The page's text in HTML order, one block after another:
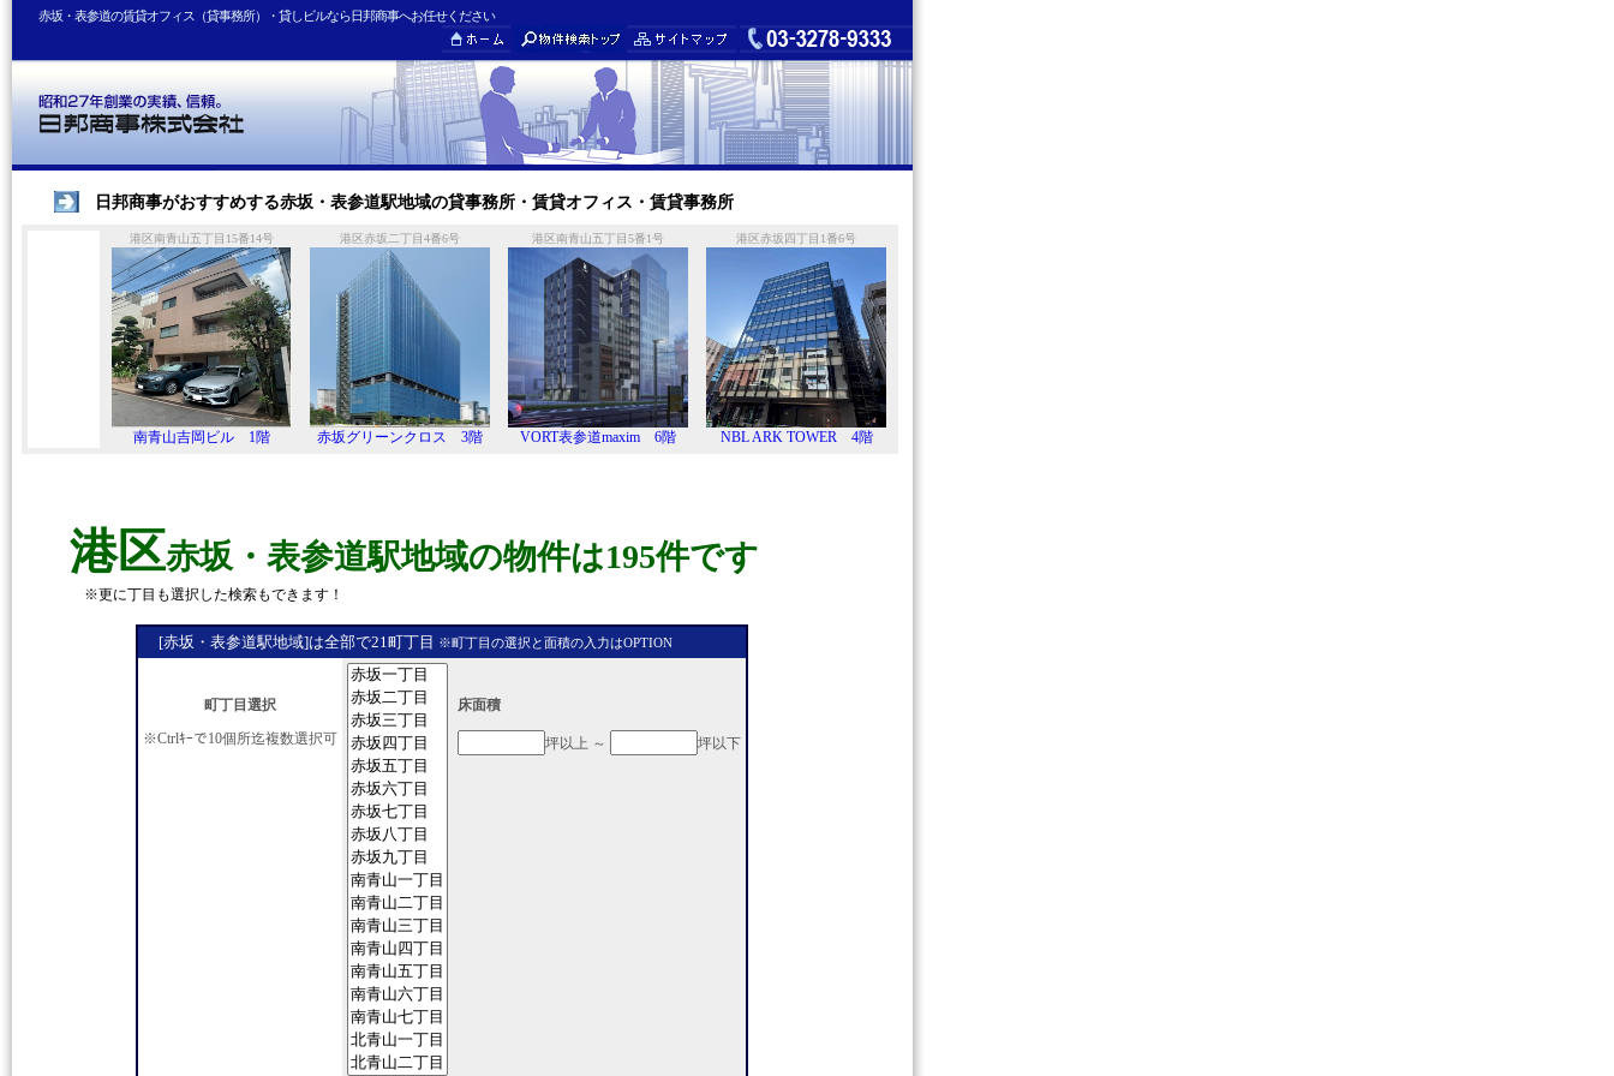
赤坂・表参道の賃貸オフィス（貸事務所）・貸しビルなら日邦商事へお任せください